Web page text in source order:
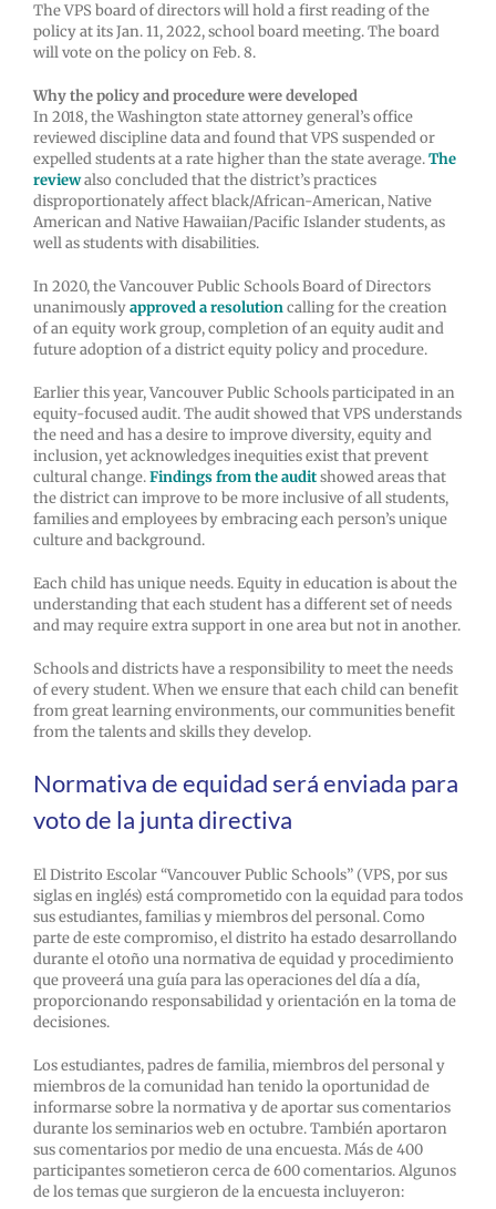
The VPS board of directors will hold a first reading of the
policy at its Jan. 11, 2022, school board meeting. The board
will vote on the policy on Feb. 8.
Why the policy and procedure were developed
In 2018, the Washington state attorney general’s office
reviewed discipline data and found that VPS suspended or
expelled students at a rate higher than the state average.The
reviewalso concluded that the district’s practices
disproportionately affect black/African-American, Native
American and Native Hawaiian/Pacific Islander students, as
well as students with disabilities.
In 2020, the Vancouver Public Schools Board of Directors
unanimouslyapproved a resolutioncalling for the creation
of an equity work group, completion of an equity audit and
future adoption of a district equity policy and procedure.
Earlier this year, Vancouver Public Schools participated in an
equity-focused audit. The audit showed that VPS understands
the need and has a desire to improve diversity, equity and
inclusion, yet acknowledges inequities exist that prevent
cultural change.Findings from the auditshowed areas that
the district can improve to be more inclusive of all students,
families and employees by embracing each person’s unique
culture and background.
Each child has unique needs. Equity in education is about the
understanding that each student has a different set of needs
and may require extra support in one area but not in another.
Schools and districts have a responsibility to meet the needs
of every student. When we ensure that each child can benefit
from great learning environments, our communities benefit
from the talents and skills they develop.
Normativa de equidad será enviada para
voto de la junta directiva
El Distrito Escolar “Vancouver Public Schools” (VPS, por sus
siglas en inglés) está comprometido con la equidad para todos
sus estudiantes, familias y miembros del personal. Como
parte de este compromiso, el distrito ha estado desarrollando
durante el otoño una normativa de equidad y procedimiento
que proveerá una guía para las operaciones del día a día,
proporcionando responsabilidad y orientación en la toma de
decisiones.
Los estudiantes, padres de familia, miembros del personal y
miembros de la comunidad han tenido la oportunidad de
informarse sobre la normativa y de aportar sus comentarios
durante los seminarios web en octubre. También aportaron
sus comentarios por medio de una encuesta. Más de 400
participantes sometieron cerca de 600 comentarios. Algunos
de los temas que surgieron de la encuesta incluyeron: